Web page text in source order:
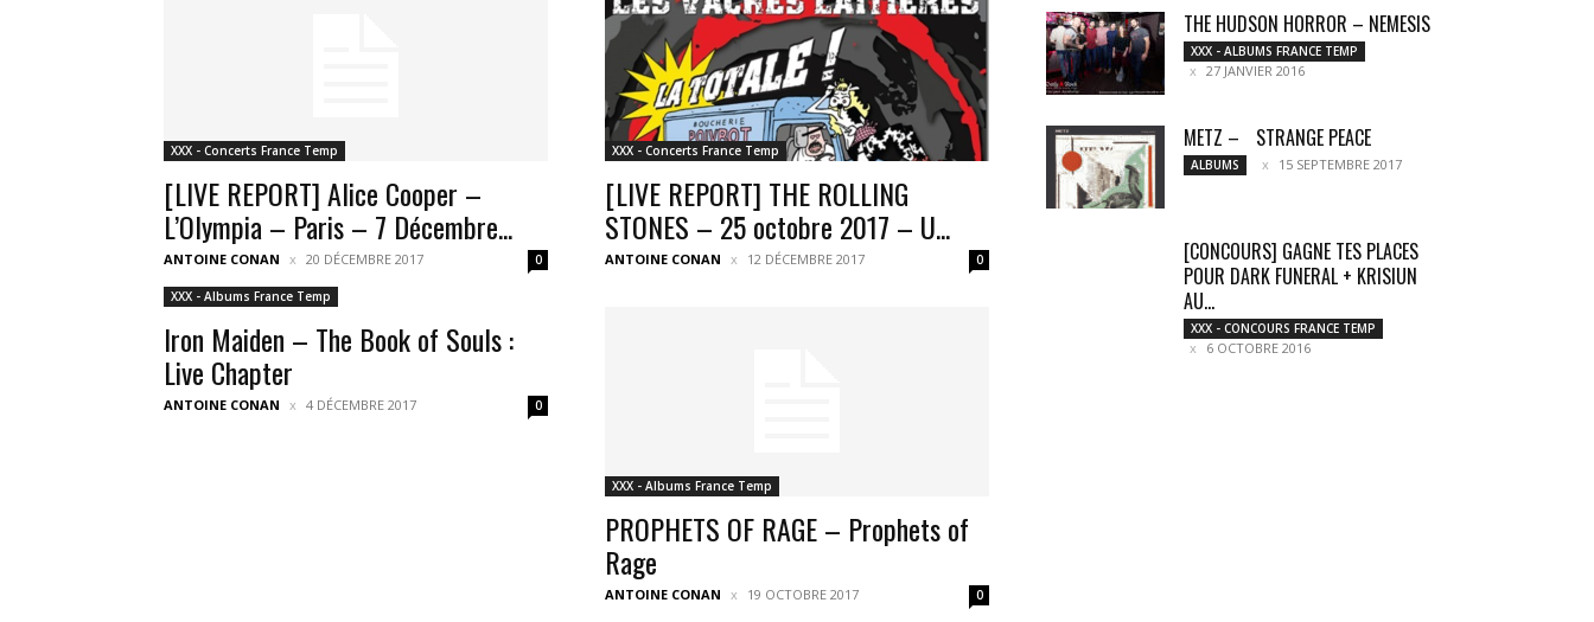
XXX - Concerts France Temp
[LIVE REPORT] Alice Cooper –
L’Olympia – Paris – 7 Décembre...
ANTOINE CONAN 20 DÉCEMBRE 2017 0
XXX - Concerts France Temp
[LIVE REPORT] THE ROLLING
STONES – 25 octobre 2017 – U...
ANTOINE CONAN 12 DÉCEMBRE 2017 0
XXX - Albums France Temp
Iron Maiden – The Book of Souls :
Live Chapter
ANTOINE CONAN 4 DÉCEMBRE 2017 0
XXX - Albums France Temp
PROPHETS OF RAGE – Prophets of
Rage
ANTOINE CONAN 19 OCTOBRE 2017 0
THE HUDSON HORROR – NEMESIS
XXX - ALBUMS FRANCE TEMP
27 JANVIER 2016
METZ – STRANGE PEACE
ALBUMS 15 SEPTEMBRE 2017
[CONCOURS] GAGNE TES PLACES
POUR DARK FUNERAL + KRISIUN
AU...
XXX - CONCOURS FRANCE TEMP
6 OCTOBRE 2016